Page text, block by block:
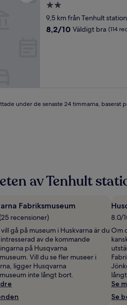
2.0-
stjärnigt
boende
9,5 km från Tenhult station
8.2
8,2/10 Väldigt bra (114
under de senaste 24 timmarna, baserat
av Tenhult
Fabriksmuseum
recensioner)
gå på museum i Huskvarna är du
av de kommande
på Husqvarna
Vill du se fler museer i
ligger Husqvarna
inte långt bort.
8.0/
Om
Se
Se